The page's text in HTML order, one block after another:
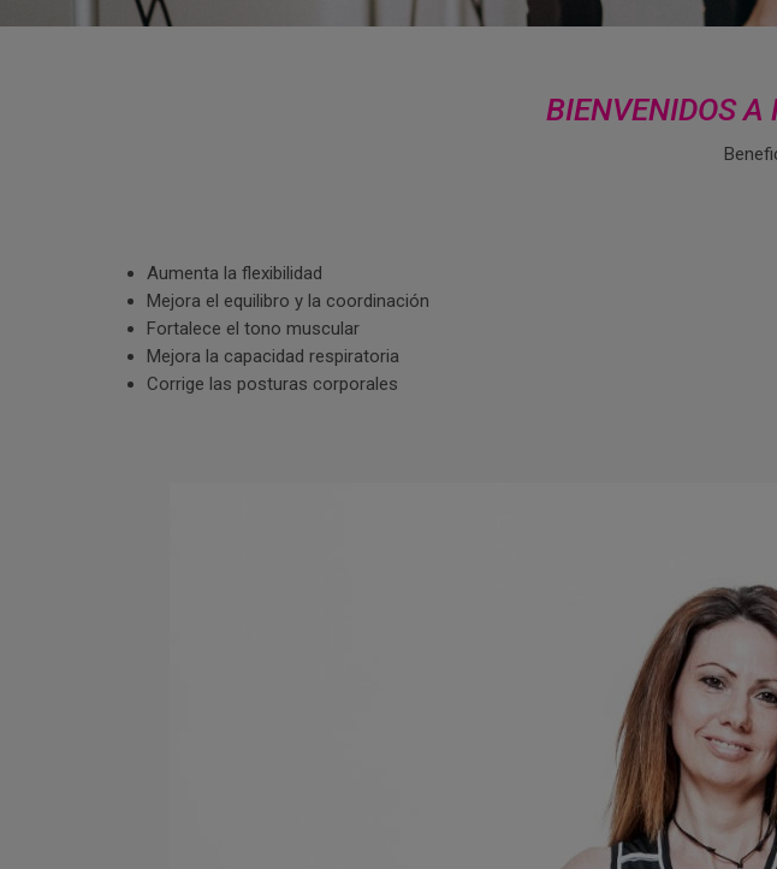
BIENVENIDOS A
Aumenta la flexibilidad
Mejora el equilibro y la coordinación
Fortalece el tono muscular
Mejora la capacidad respiratoria
Corrige las posturas corporales